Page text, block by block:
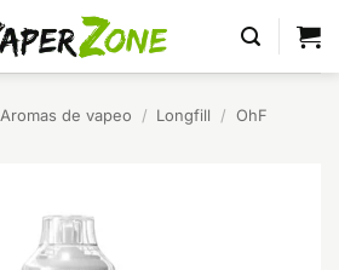
Aromas de vapeo / Longfill / OhF